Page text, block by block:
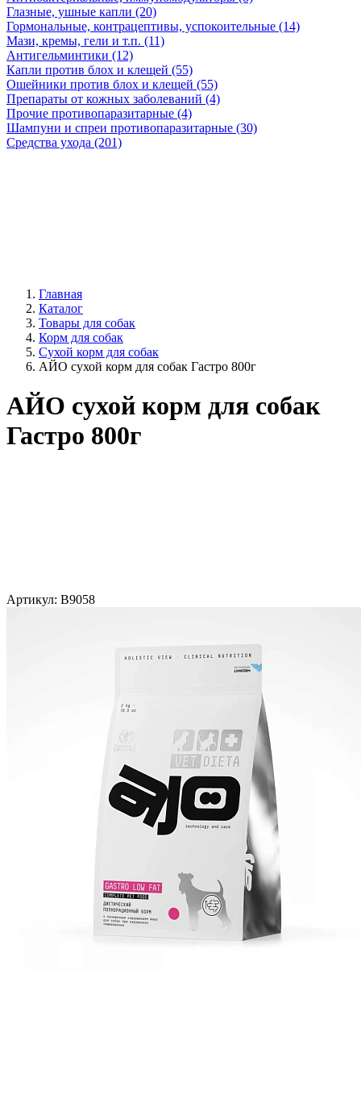
Глазные, ушные капли (20)
Гормональные, контрацептивы, успокоительные (14)
Мази, кремы, гели и т.п. (11)
Антигельминтики (12)
Капли против блох и клещей (55)
Ошейники против блох и клещей (55)
Препараты от кожных заболеваний (4)
Прочие противопаразитарные (4)
Шампуни и спреи противопаразитарные (30)
Средства ухода (201)
Главная
Каталог
Товары для собак
Корм для собак
Сухой корм для собак
АЙО сухой корм для собак Гастро 800г
АЙО сухой корм для собак
Гастро 800г
Артикул: B9058